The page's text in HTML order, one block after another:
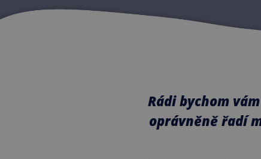
Rádi bychom
oprávněně řadí